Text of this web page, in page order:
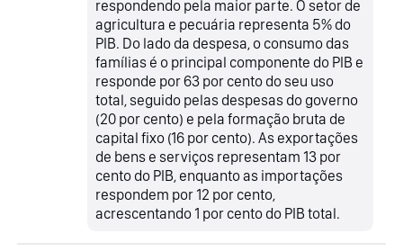
respondendo pela maior parte. O setor de
agricultura e pecuária representa 5% do
PIB. Do lado da despesa, o consumo das
famílias é o principal componente do PIB e
responde por 63 por cento do seu uso
total, seguido pelas despesas do governo
(20 por cento) e pela formação bruta de
capital fixo (16 por cento). As exportações
de bens e serviços representam 13 por
cento do PIB, enquanto as importações
respondem por 12 por cento,
acrescentando 1 por cento do PIB total.